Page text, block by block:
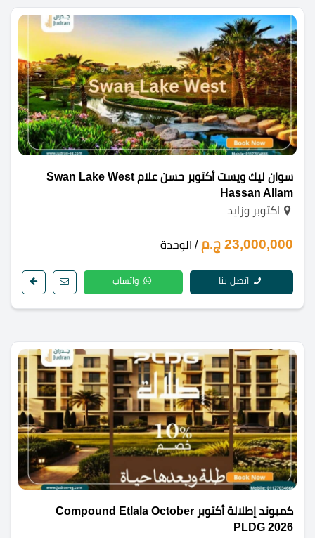
سوان ليك ويست أكتوبر حسن علام Swan Lake West
Hassan Allam
اكتوبر وزايد
23,000,000 ج.م / الوحدة
اتصل بنا واتساب
كمبوند إطلالة أكتوبر Compound Etlala October
PLDG 2026